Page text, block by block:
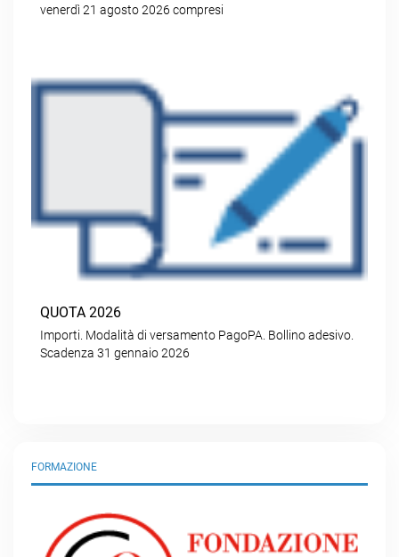
venerdì 21 agosto 2026 compresi
QUOTA 2026
Importi. Modalità di versamento PagoPA. Bollino adesivo.
Scadenza 31 gennaio 2026
FORMAZIONE